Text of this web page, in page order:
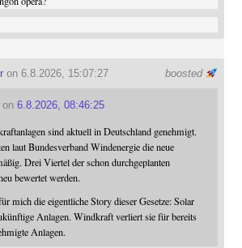
boosted
on 6.8.2026, 15:07:27
on 6.8.2026, 08:46:25
sind aktuell in Deutschland genehmigt.
laut Bundesverband Windenergie die neue
Drei Viertel der schon durchgeplanten
bewertet werden.
mich die eigentliche Story dieser Gesetze: Solar
Anlagen. Windkraft verliert sie für bereits
Anlagen.